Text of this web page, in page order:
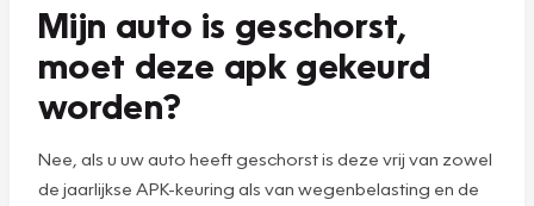
Mijn auto is geschorst,
moet deze apk gekeurd
worden?
Nee, als u uw auto heeft geschorst is deze vrij van zowel
de jaarlijkse APK-keuring als van wegenbelasting en de